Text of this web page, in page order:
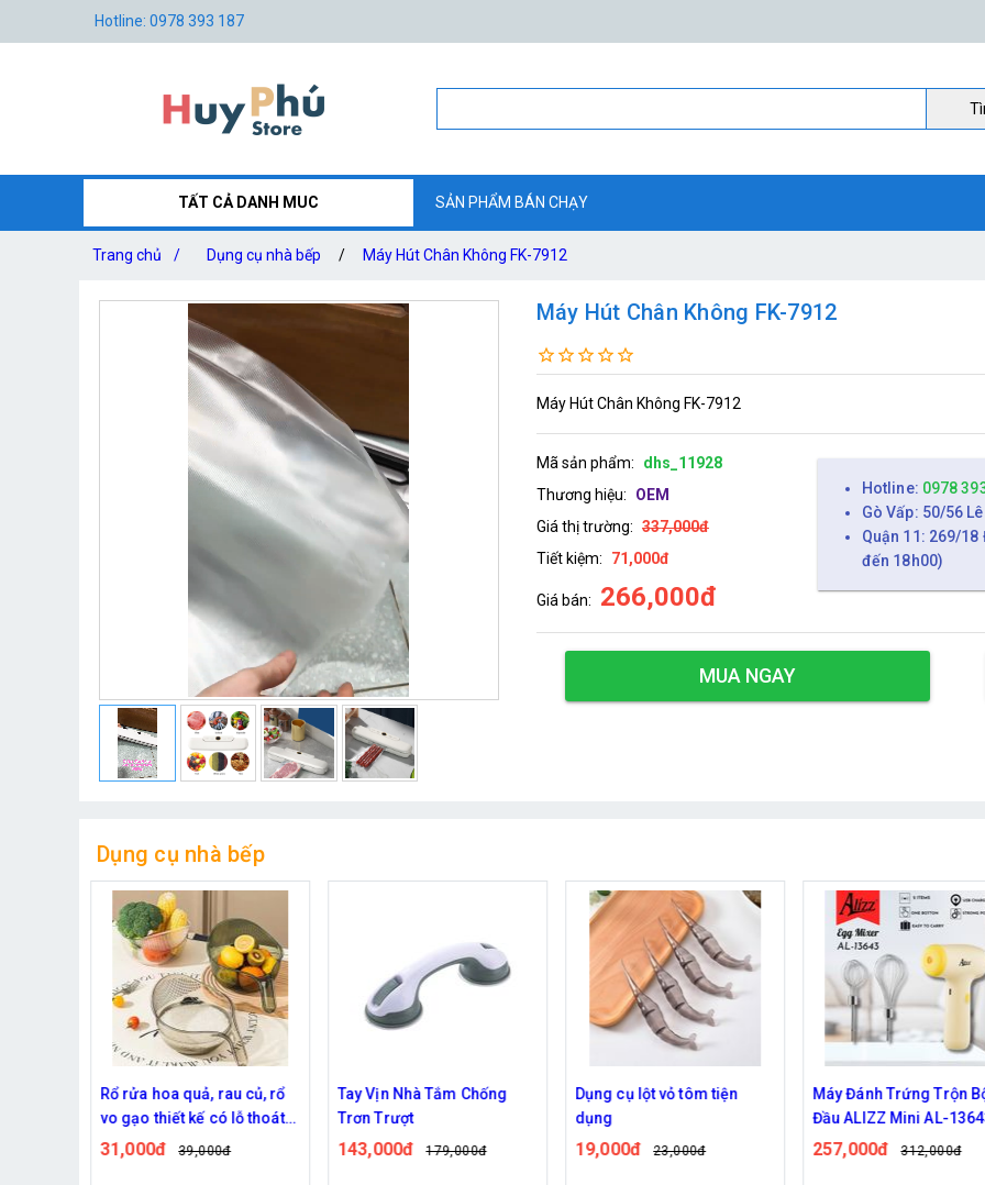
Hotline: 0978 393 187
TẤT CẢ DANH MUC SẢN PHẨM BÁN CHẠY
Trang chủ / Dụng cụ nhà bếp / Máy Hút Chân Không FK-7912
Máy Hút Chân Không FK-7912
Máy Hút Chân Không FK-7912
Mã sản phẩm:
dhs_11928
Thương hiệu:
OEM
Giá thị trường: 337,000đ
Tiết kiệm:
71,000đ
Giá bán: 266,000đ
Hotline: 0978
Gò Vấp: 50/56
Quận 11: 269/18
đến 18h00)
MUA NGAY
Dụng cụ nhà bếp
Rổ rửa hoa quả, rau củ, rổ
vo gạo thiết kế có lỗ thoát
nước tiện lợi
31,000đ 39,000đ
Tay Vịn Nhà Tắm Chống
Trơn Trượt
143,000đ 179,000đ
Dụng cụ lột vỏ tôm tiện
dụng
19,000đ 23,000đ
Máy Đánh Trứng Trộn
Đầu ALIZZ Mini AL-
257,000đ 312,000đ